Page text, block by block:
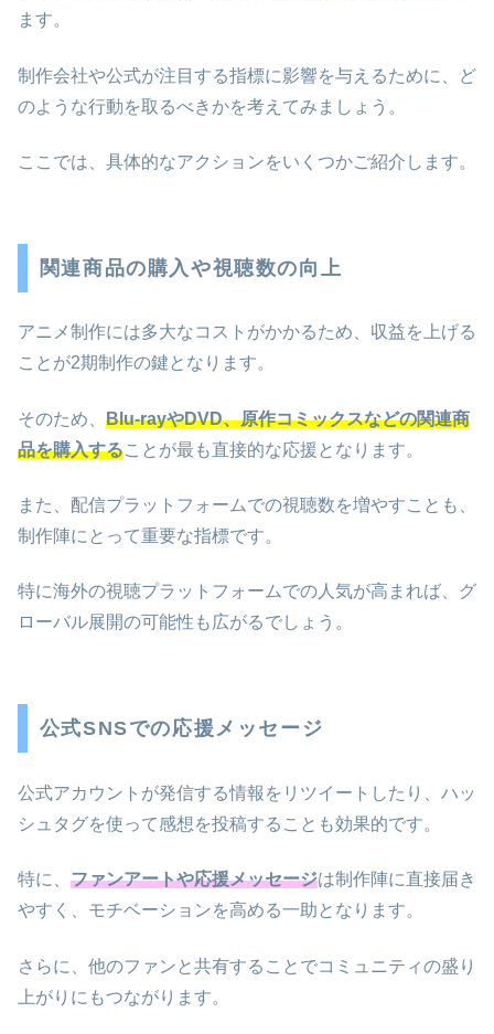
ます。
制作会社や公式が注目する指標に影響を与えるために、ど
のような行動を取るべきかを考えてみましょう。
ここでは、具体的なアクションをいくつかご紹介します。
関連商品の購入や視聴数の向上
アニメ制作には多大なコストがかかるため、収益を上げる
ことが2期制作の鍵となります。
そのため、 Blu-rayやDVD、原作コミックスなどの関連商
品を購入することが最も直接的な応援となります。
また、配信プラットフォームでの視聴数を増やすことも、
制作陣にとって重要な指標です。
特に海外の視聴プラットフォームでの人気が高まれば、グ
ローバル展開の可能性も広がるでしょう。
公式SNSでの応援メッセージ
公式アカウントが発信する情報をリツイートしたり、ハッ
シュタグを使って感想を投稿することも効果的です。
特に、 ファンアートや応援メッセージは制作陣に直接届き
やすく、モチベーションを高める一助となります。
さらに、他のファンと共有することでコミュニティの盛り
上がりにもつながります。